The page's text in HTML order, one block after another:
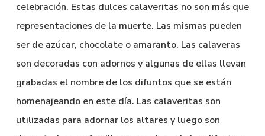
celebración. Estas dulces calaveritas no son más que
representaciones de la muerte. Las mismas pueden
ser de azúcar, chocolate o amaranto. Las calaveras
son decoradas con adornos y algunas de ellas llevan
grabadas el nombre de los difuntos que se están
homenajeando en este día. Las calaveritas son
utilizadas para adornar los altares y luego son